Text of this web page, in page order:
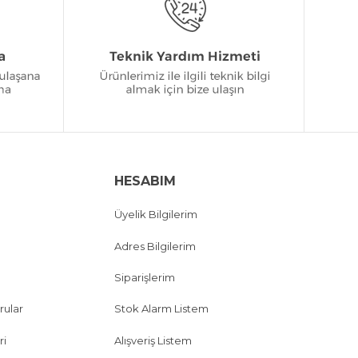
HESABIM
Üyelik Bilgilerim
Adres Bilgilerim
Siparişlerim
Stok Alarm Listem
Alışveriş Listem